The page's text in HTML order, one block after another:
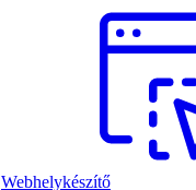
Webhelykészítő